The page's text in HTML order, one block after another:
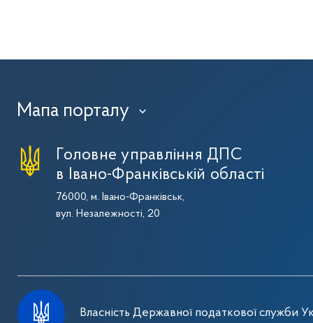
Мапа порталу ›
Головне управління ДПС
в Івано-Франківській області
76000, м. Івано-Франківськ,
вул. Незалежності, 20
Власність Державної податкової служби